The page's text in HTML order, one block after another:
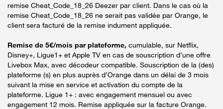
remise Cheat_Code_18_26 Deezer par client. Dans le cas où la
remise Cheat_Code_18_26 ne serait pas validée par Orange, le
client sera facturé de la remise indument appliquée.
Remise de 5€/mois par plateforme, cumulable, sur Netflix,
Disney+, Ligue1+ et Apple TV en cas de souscription d’une offre
Livebox Max, avec décodeur compatible. Souscription de la (des)
plateforme (s) en plus auprès d’Orange dans un délai de 3 mois
suivant la mise en service et activation du compte de la
plateforme. Ligue 1+ : avec engagement mensuel ou avec
engagement 12 mois. Remise appliquée sur la facture Orange.